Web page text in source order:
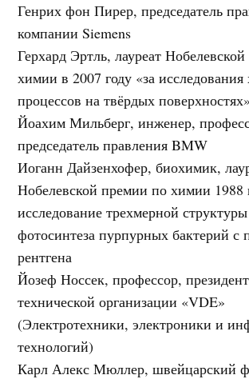
Генрих фон Пирер, председатель
компании Siemens
Герхард Эртль, лауреат
химии в 2007 году «за
процессов на твёрдых поверхностях»
Йоахим Мильберг, инженер,
председатель правления BMW
Иоганн Дайзенхофер, биохимик,
Нобелевской премии по химии 1988
исследование трехмерной
фотосинтеза пурпурных бактерий
рентгена
Йозеф Носсек, профессор,
технической организации «VDE»
(Электротехники, электроники и
технологий)
Карл Алекс Мюллер, швейцарский